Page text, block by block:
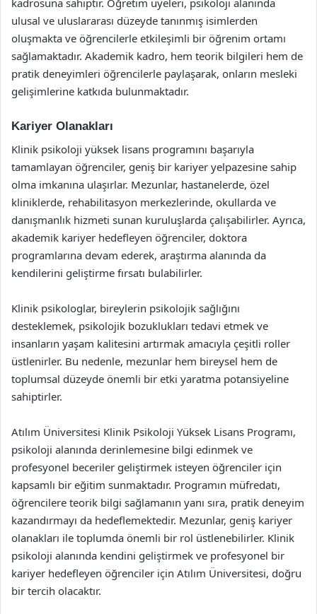
kadrosuna sahiptir. Öğretim üyeleri, psikoloji alanında
ulusal ve uluslararası düzeyde tanınmış isimlerden
oluşmakta ve öğrencilerle etkileşimli bir öğrenim ortamı
sağlamaktadır. Akademik kadro, hem teorik bilgileri hem de
pratik deneyimleri öğrencilerle paylaşarak, onların mesleki
gelişimlerine katkıda bulunmaktadır.
Kariyer Olanakları
Klinik psikoloji yüksek lisans programını başarıyla
tamamlayan öğrenciler, geniş bir kariyer yelpazesine sahip
olma imkanına ulaşırlar. Mezunlar, hastanelerde, özel
kliniklerde, rehabilitasyon merkezlerinde, okullarda ve
danışmanlık hizmeti sunan kuruluşlarda çalışabilirler. Ayrıca,
akademik kariyer hedefleyen öğrenciler, doktora
programlarına devam ederek, araştırma alanında da
kendilerini geliştirme fırsatı bulabilirler.
Klinik psikologlar, bireylerin psikolojik sağlığını
desteklemek, psikolojik bozuklukları tedavi etmek ve
insanların yaşam kalitesini artırmak amacıyla çeşitli roller
üstlenirler. Bu nedenle, mezunlar hem bireysel hem de
toplumsal düzeyde önemli bir etki yaratma potansiyeline
sahiptirler.
Atılım Üniversitesi Klinik Psikoloji Yüksek Lisans Programı,
psikoloji alanında derinlemesine bilgi edinmek ve
profesyonel beceriler geliştirmek isteyen öğrenciler için
kapsamlı bir eğitim sunmaktadır. Programın müfredatı,
öğrencilere teorik bilgi sağlamanın yanı sıra, pratik deneyim
kazandırmayı da hedeflemektedir. Mezunlar, geniş kariyer
olanakları ile toplumda önemli bir rol üstlenebilirler. Klinik
psikoloji alanında kendini geliştirmek ve profesyonel bir
kariyer hedefleyen öğrenciler için Atılım Üniversitesi, doğru
bir tercih olacaktır.